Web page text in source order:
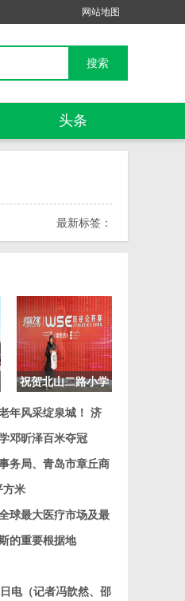
网站地图
头条
最新标签：
祝贺北山二路小学
年风采绽泉城！ 济
邓昕泽百米夺冠
务局、青岛市章丘商
方米
球最大医疗市场及最
的重要根据地
电（记者冯歆然、邵